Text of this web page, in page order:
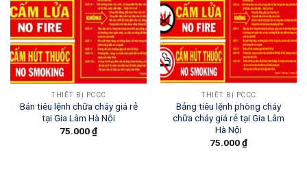
THIẾT BỊ PCCC
Bán tiêu lệnh chữa cháy giá rẻ
tại Gia Lâm Hà Nội
75.000₫
THIẾT BỊ PCCC
Bảng tiêu lệnh phòng cháy
chữa cháy giá rẻ tại Gia Lâm
Hà Nội
75.000₫